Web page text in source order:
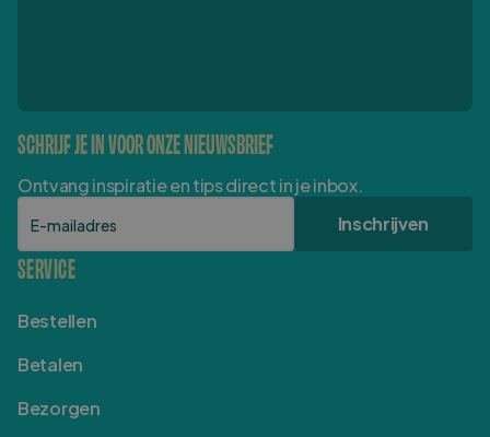
SCHRIJF JE IN VOOR ONZE NIEUWSBRIEF
Ontvang inspiratie en tips direct in je inbox.
E-mailadres
Inschrijven
SERVICE
Bestellen
Betalen
Bezorgen